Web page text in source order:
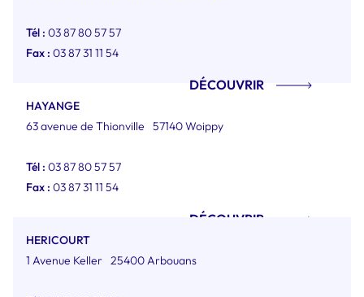
Tél : 03 87 80 57 57
Fax : 03 87 31 11 54
DÉCOUVRIR
HAYANGE
63 avenue de Thionville
57140 Woippy
Tél : 03 87 80 57 57
Fax : 03 87 31 11 54
DÉCOUVRIR
HERICOURT
1 Avenue Keller 25400 Arbouans